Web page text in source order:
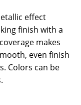
effect
finish with a
makes
even finish
Colors can be